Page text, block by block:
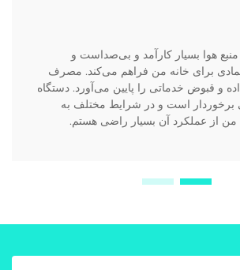
هوا بسیار کارآمد و بی‌صداست و
برای خانه من فراهم می‌کند. مصرف
و قبوض خدماتی را پایین می‌آورد. دستگاه
برخوردار است و در شرایط مختلف به
از عملکرد آن بسیار راضی هستم.